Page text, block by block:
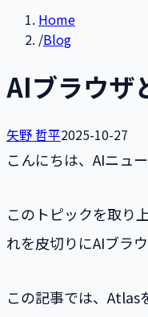
Home
/Blog
AIブラウザ
矢野 哲平2025-10-27
こんにちは、AIニュ
このトピックを取り
れを皮切りにAIブラ
この記事では、Atlas